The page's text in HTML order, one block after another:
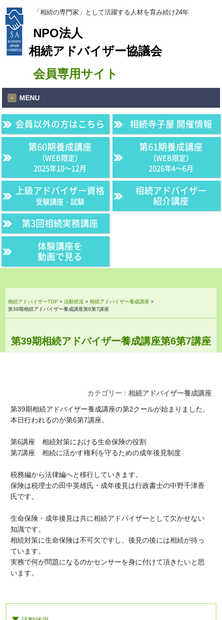
「相続の専門家」として活躍する人材を育み続け24年
NPO法人
相続アドバイザー協議会
会員専用サイト
MENU
会員以外の方はこちら
相続寺子屋 開催情報
第60期養成講座
（WEB限定）
2025年10〜12月
第61期養成講座
（WEB限定）
2026年4〜6月
上級アドバイザー資格
受験講座・試験
第3回相続実務講座
相続アドバイザー
紹介講座
体験講座を
動画で見る
相続アドバイザーTOP >活動状況 >相続アドバイザー養成講座 >
第39期相続アドバイザー養成講座第6第7講座
第39期相続アドバイザー養成講座第6第7講座
カテゴリー : 相続アドバイザー養成講座
第39期相続アドバイザー養成講座の第2クールが始まりました。
本日行われるのが第6第7講座。
第6講座 相続対策における生命保険の役割
第7講座 相続に活かす権利を守るための成年後見制度
税務編から法律編へと移行していきます。
保険は税理士の田中英雄氏・成年後見は行政書士の中野千津香
氏です。
生命保険・成年後見は共に相続アドバイザーとして欠かせない
知識です。
相続対策に生命保険は不可欠ですし、後見の後には相続が待っ
ています。
実務で何が問題になるのかセンサーを身に付けて頂きたいと思
います。